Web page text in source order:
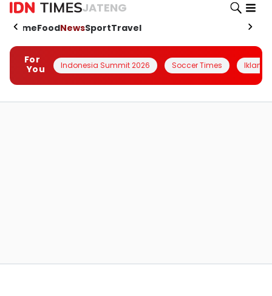
JATENG
HomeFoodNewsSportTravel
For
You
Indonesia Summit 2026 Soccer Times Iklanin